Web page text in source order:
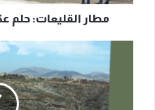
مطار القليعات: حلم
الشرقيّة..